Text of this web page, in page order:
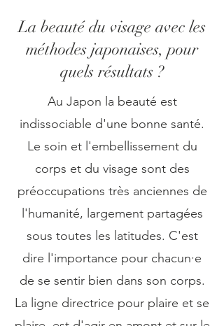
La beauté du visage avec les
méthodes japonaises, pour
quels résultats ?
Au Japon la beauté est
indissociable d'une bonne santé.
Le soin et l'embellissement du
corps et du visage sont des
préoccupations très anciennes de
l'humanité, largement partagées
sous toutes les latitudes. C'est
dire l'importance pour chacun·e
de se sentir bien dans son corps.
La ligne directrice pour plaire et se